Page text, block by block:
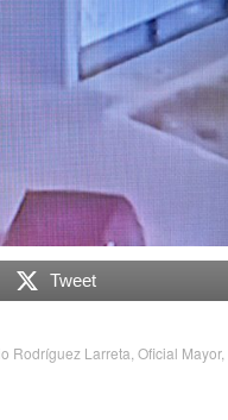
Tweet
Rodríguez Larreta Oficial Mayor,